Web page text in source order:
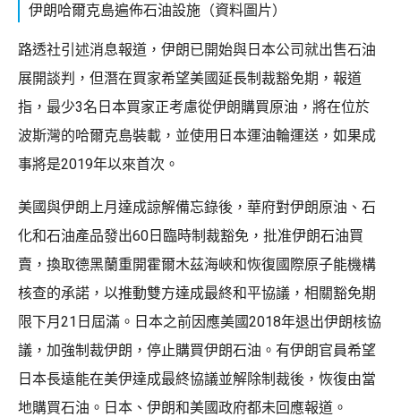
伊朗哈爾克島遍佈石油設施（資料圖片）
路透社引述消息報道，伊朗已開始與日本公司就出售石油
展開談判，但潛在買家希望美國延長制裁豁免期，報道
指，最少3名日本買家正考慮從伊朗購買原油，將在位於
波斯灣的哈爾克島裝載，並使用日本運油輪運送，如果成
事將是2019年以來首次。
美國與伊朗上月達成諒解備忘錄後，華府對伊朗原油、石
化和石油產品發出60日臨時制裁豁免，批准伊朗石油買
賣，換取德黑蘭重開霍爾木茲海峽和恢復國際原子能機構
核查的承諾，以推動雙方達成最終和平協議，相關豁免期
限下月21日屆滿。日本之前因應美國2018年退出伊朗核協
議，加強制裁伊朗，停止購買伊朗石油。有伊朗官員希望
日本長遠能在美伊達成最終協議並解除制裁後，恢復由當
地購買石油。日本、伊朗和美國政府都未回應報道。